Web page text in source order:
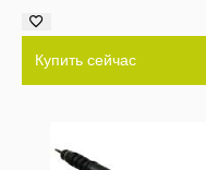
Купить сейчас